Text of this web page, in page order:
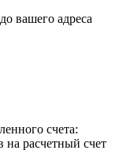
вашего адреса
счета:
на расчетный счет